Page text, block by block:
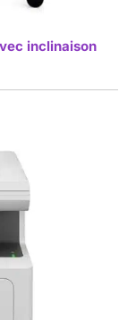
inclinaison